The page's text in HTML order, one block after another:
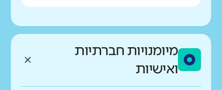
מיומנויות חברתיות
ואישיות